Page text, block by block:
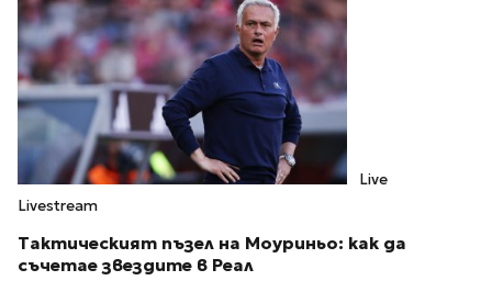
Live
Livestream
Тактическият пъзел на Моуриньо: как да
съчетае звездите в Реал